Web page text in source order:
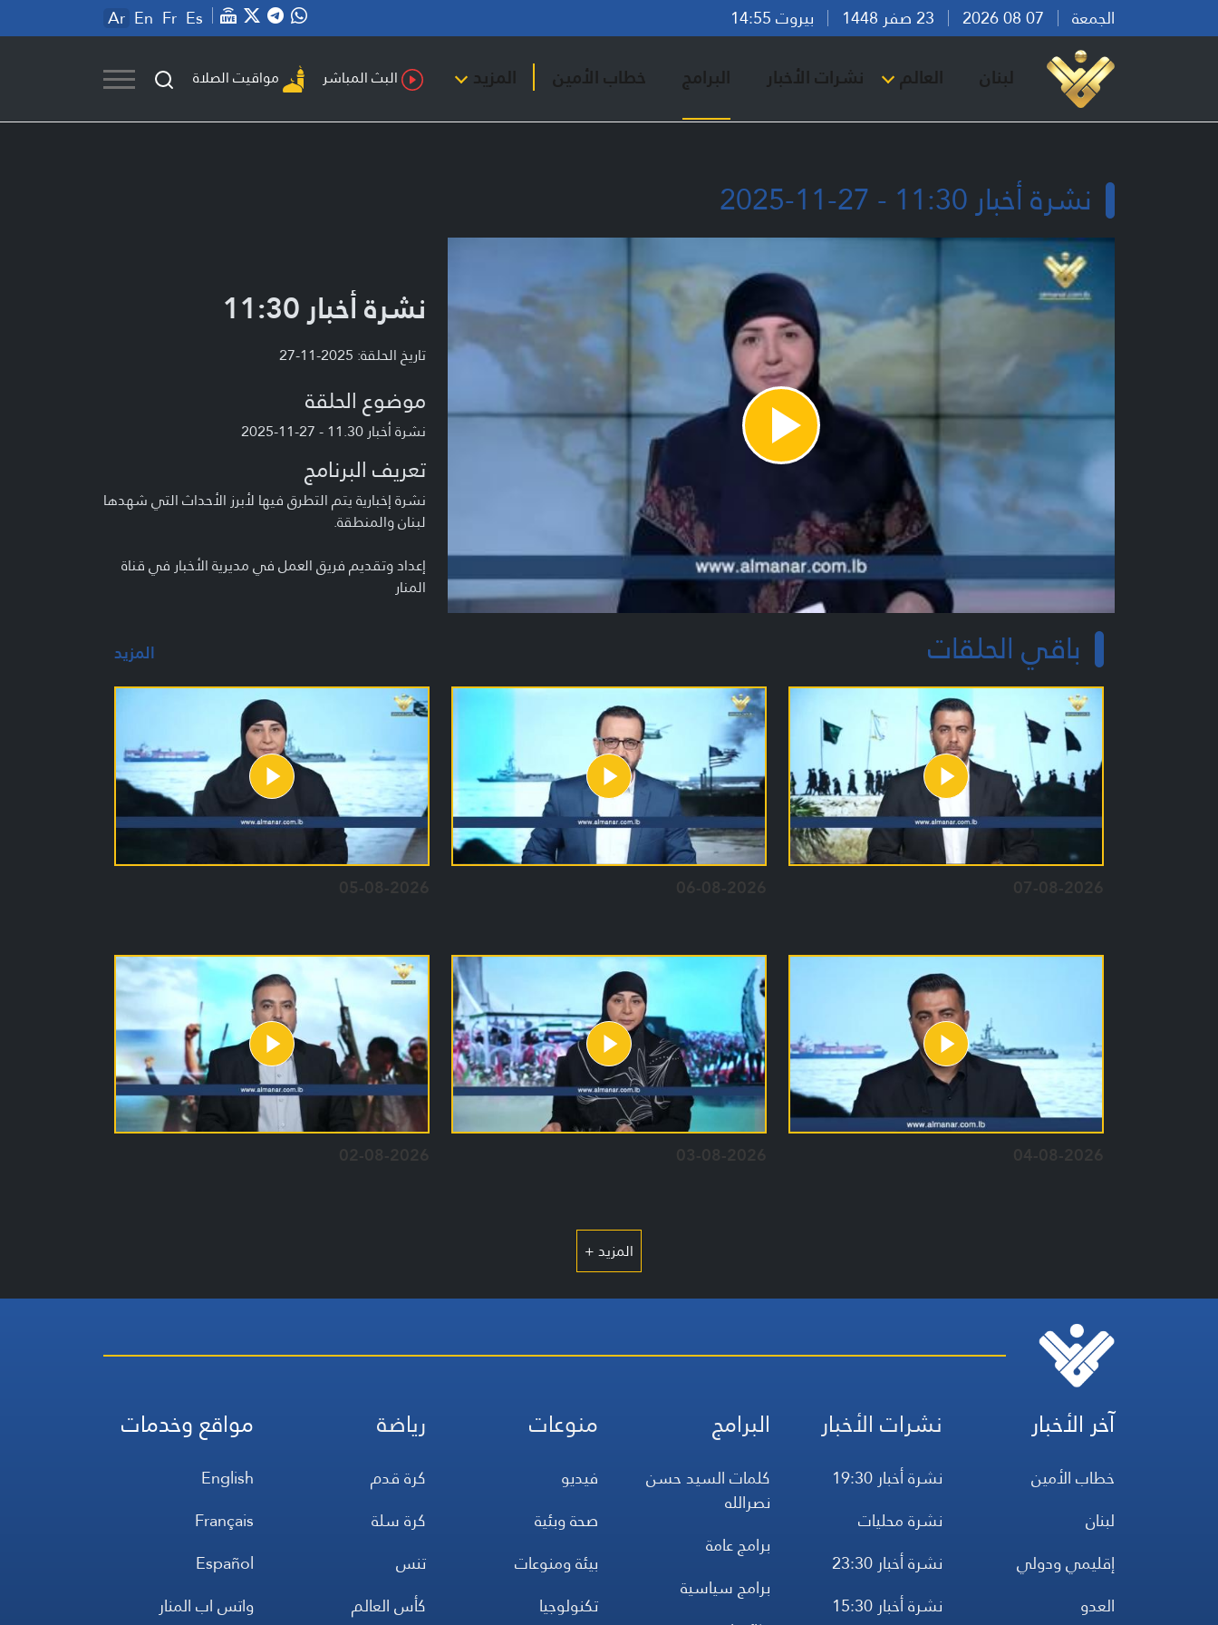
الجمعة بيروت 14:55 Ar En Fr Es
لبنان العالم نشرات الأخبار البرامج خطاب الأمين المزيد البث المباشر مواقيت الصلاة
نشرة أخبار 11:30 - 27-11-2025
Play
Video
نشرة أخبار 11:30
تاريخ الحلقة: 2025-11-27
موضوع الحلقة
نشرة أخبار 11.30 - 27-11-2025
تعريف البرنامج
نشرة إخبارية يتم التطرق فيها لأبرز الأحداث التي شهدها
لبنان والمنطقة.
إعداد وتقديم فريق العمل في مديرية الأخبار في قناة
المنار
باقي الحلقات المزيد
07-08-2026
06-08-2026
05-08-2026
04-08-2026
03-08-2026
02-08-2026
المزيد +
آخر الأخبار
خطاب الأمين
لبنان
إقليمي ودولي
العدو
نشرات الأخبار
نشرة أخبار 19:30
نشرة محليات
نشرة أخبار 23:30
نشرة أخبار 15:30
البرامج
كلمات السيد حسن
نصرالله
برامج عامة
برامج سياسية
منوعات
فيديو
صحة وبئية
بيئة ومنوعات
تكنولوجيا
رياضة
كرة قدم
كرة سلة
تنس
كأس العالم
مواقع وخدمات
English
Français
Español
واتس اب المنار